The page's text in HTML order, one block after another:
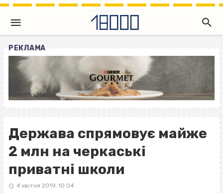
РЕКЛАМА
Держава спрямовує майже
2 млн на черкаські
приватні школи
4 квітня 2019, 10:04